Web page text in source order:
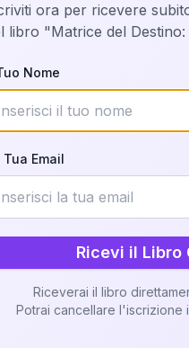
attraverso una
il manuale
ora per ricevere
libro "Matrice del Destino:
Nome
Tua Email
Ricevi il Libro
Riceverai il libro
Potrai cancellare l'iscrizione